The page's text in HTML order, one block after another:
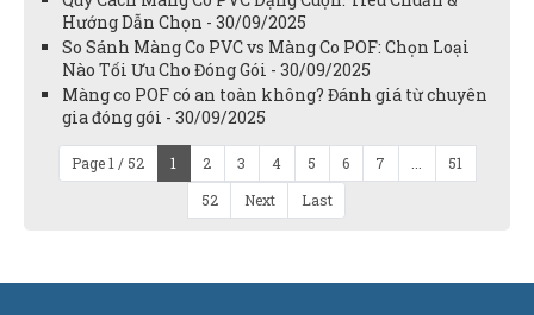
Hướng Dẫn Chọn - 30/09/2025
So Sánh Màng Co PVC vs Màng Co POF: Chọn Loại
Nào Tối Ưu Cho Đóng Gói - 30/09/2025
Màng co POF có an toàn không? Đánh giá từ chuyên
gia đóng gói - 30/09/2025
Page 1 / 52 1 2 3 4 5 6 7
51
52
Next Last